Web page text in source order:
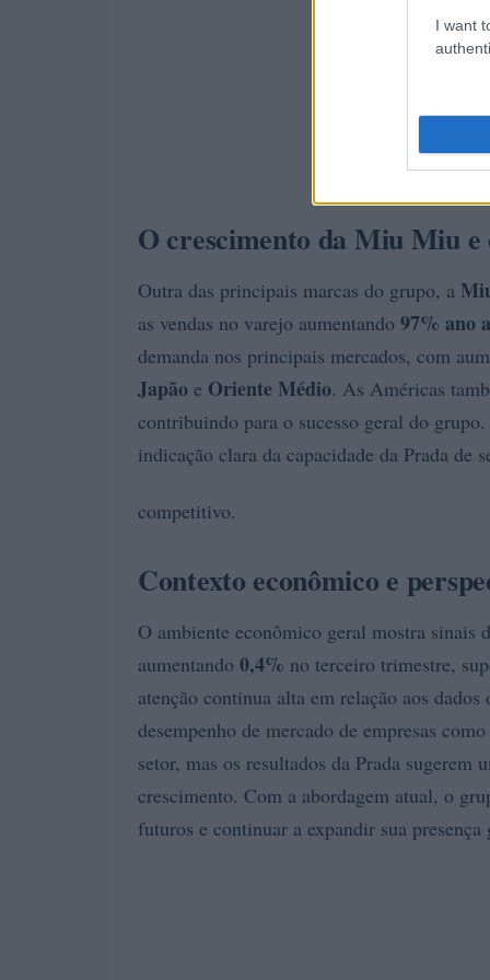
I want
O crescimento da Miu Miu e
Outra das principais marcas do grupo, a
as vendas no varejo aumentando 97% ano
demanda nos principais mercados, com
Japão e Oriente Médio. As Américas
contribuindo para o sucesso geral do
indicação clara da capacidade da Prada de
competitivo.
Contexto econômico e
O ambiente econômico geral mostra sinais
aumentando 0,4% no terceiro trimestre,
atenção continua alta em relação aos
desempenho de mercado de empresas como
setor, mas os resultados da Prada
crescimento. Com a abordagem atual, o
futuros e continuar a expandir sua presença